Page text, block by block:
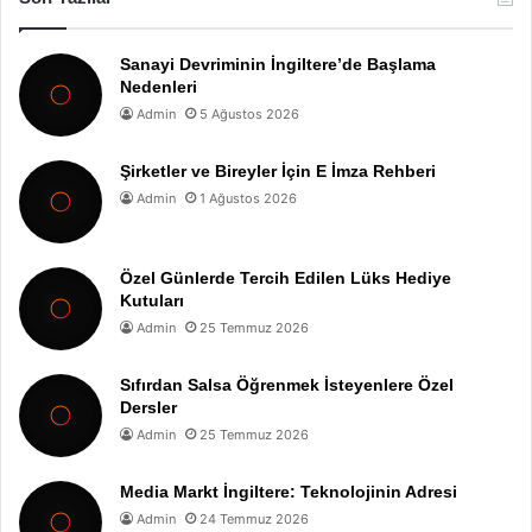
Sanayi Devriminin İngiltere’de Başlama
Nedenleri
Admin 5 Ağustos 2026
Şirketler ve Bireyler İçin E İmza Rehberi
Admin 1 Ağustos 2026
Özel Günlerde Tercih Edilen Lüks Hediye
Kutuları
Admin 25 Temmuz 2026
Sıfırdan Salsa Öğrenmek İsteyenlere Özel
Dersler
Admin 25 Temmuz 2026
Media Markt İngiltere: Teknolojinin Adresi
Admin 24 Temmuz 2026